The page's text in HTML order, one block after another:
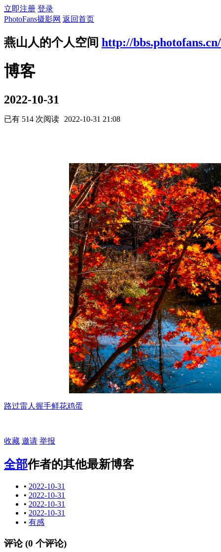
立即注册 登录
PhotoFans摄影网 返回首页
燕山人的个人空间 http://
博客
2022-10-31
已有 514 次阅读 2022-10-31 21:08
路过雷人 握手鲜花鸡蛋
收藏 邀请 举报
全部作者的其他最新博客
• 2022-10-31
• 2022-10-31
• 2022-10-31
• 2022-10-31
• 有感
评论 (0 个评论)